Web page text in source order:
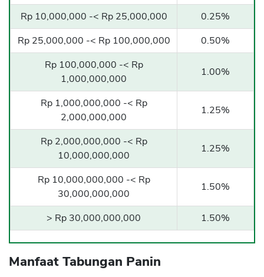
Rp 10,000,000 -< Rp 25,000,000
0.25%
Rp 25,000,000 -< Rp 100,000,000
0.50%
Rp 100,000,000 -< Rp
1,000,000,000
1.00%
Rp 1,000,000,000 -< Rp
2,000,000,000
1.25%
Rp 2,000,000,000 -< Rp
10,000,000,000
1.25%
Rp 10,000,000,000 -< Rp
30,000,000,000
1.50%
> Rp 30,000,000,000 1.50%
Manfaat Tabungan Panin